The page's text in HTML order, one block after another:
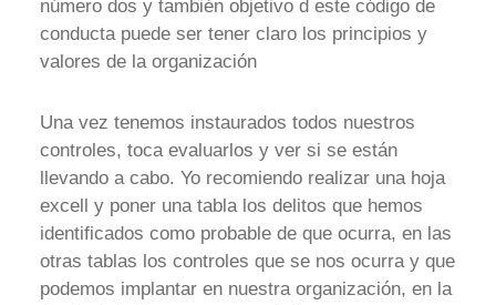
número dos y también objetivo d este código de
conducta puede ser tener claro los principios y
valores de la organización
Una vez tenemos instaurados todos nuestros
controles, toca evaluarlos y ver si se están
llevando a cabo. Yo recomiendo realizar una hoja
excell y poner una tabla los delitos que hemos
identificados como probable de que ocurra, en las
otras tablas los controles que se nos ocurra y que
podemos implantar en nuestra organización, en la